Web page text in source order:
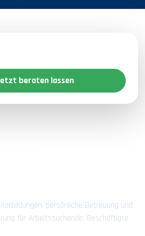
beraten lassen
persönliche Betreuung und
für Arbeitssuchende, Beschäftigte